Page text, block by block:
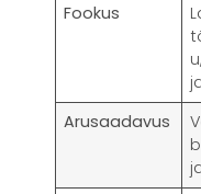
Fookus
Arusaadavus